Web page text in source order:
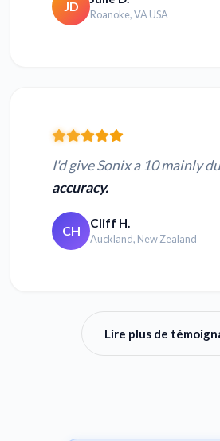
JD
Roanoke, VA USA
I'd give Sonix a 10 mainly
accuracy.
CH Cliff H.
Auckland, New Zealand
Lire plus de